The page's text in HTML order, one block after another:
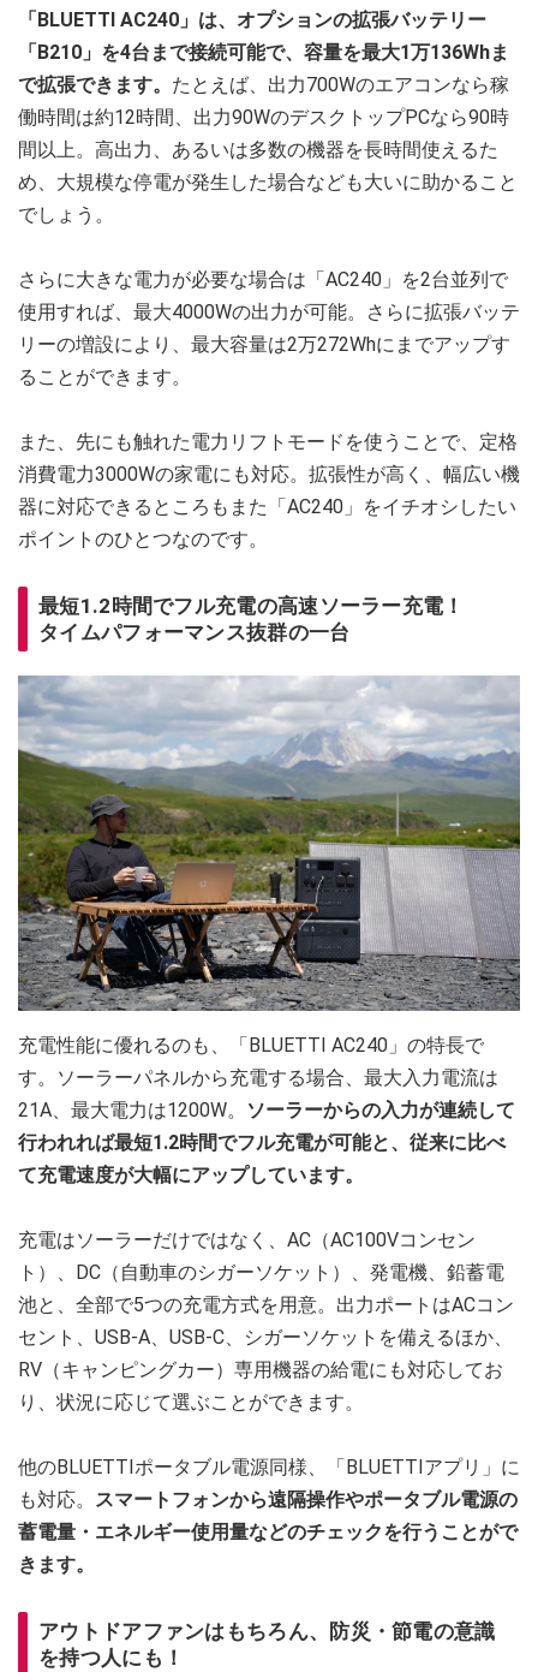
「BLUETTI AC240」は、オプションの拡張バッテリー
「B210」を4台まで接続可能で、容量を最大1万136Whま
で拡張できます。 たとえば、出力700Wのエアコンなら稼
働時間は約12時間、出力90WのデスクトップPCなら90時
間以上。高出力、あるいは多数の機器を長時間使えるた
め、大規模な停電が発生した場合なども大いに助かること
でしょう。
さらに大きな電力が必要な場合は「AC240」を2台並列で
使用すれば、最大4000Wの出力が可能。さらに拡張バッテ
リーの増設により、最大容量は2万272Whにまでアップす
ることができます。
また、先にも触れた電力リフトモードを使うことで、定格
消費電力3000Wの家電にも対応。拡張性が高く、幅広い機
器に対応できるところもまた「AC240」をイチオシしたい
ポイントのひとつなのです。
最短1.2時間でフル充電の高速ソーラー充電！
タイムパフォーマンス抜群の一台
充電性能に優れるのも、「BLUETTI AC240」の特長で
す。ソーラーパネルから充電する場合、最大入力電流は
21A、最大電力は1200W。
ソーラーからの入力が連続して
行われれば最短1.2時間でフル充電が可能と、従来に比べ
て充電速度が大幅にアップしています。
充電はソーラーだけではなく、AC（AC100Vコンセン
ト）、DC（自動車のシガーソケット）、発電機、鉛蓄電
池と、全部で5つの充電方式を用意。出力ポートはACコン
セント、USB-A、USB-C、シガーソケットを備えるほか、
RV（キャンピングカー）専用機器の給電にも対応してお
り、状況に応じて選ぶことができます。
他のBLUETTIポータブル電源同様、「BLUETTIアプリ」に
も対応。
スマートフォンから遠隔操作やポータブル電源の
蓄電量・エネルギー使用量などのチェックを行うことがで
きます。
アウトドアファンはもちろん、防災・節電の意識
を持つ人にも！